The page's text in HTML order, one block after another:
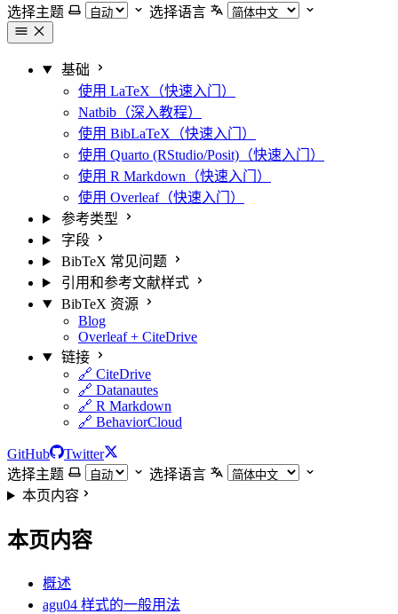
选择主题
选择语言
基础
使用 LaTeX（快速入门）
Natbib（深入教程）
使用 BibLaTeX（快速入门）
使用 Quarto (RStudio/Posit)（快速入门）
使用 R Markdown（快速入门）
使用 Overleaf（快速入门）
参考类型
字段
BibTeX 常见问题
引用和参考文献样式
BibTeX 资源
Blog
Overleaf + CiteDrive
链接
🔗 CiteDrive
🔗 Datanautes
🔗 R Markdown
🔗 BehaviorCloud
GitHub
Twitter
选择主题
选择语言
本页内容
本页内容
概述
agu04 样式的一般用法